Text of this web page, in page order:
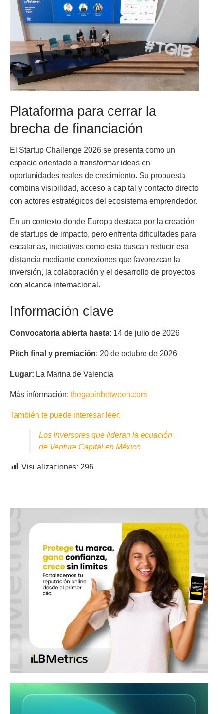
Plataforma para cerrar la
brecha de financiación
El Startup Challenge 2026 se presenta como un
espacio orientado a transformar ideas en
oportunidades reales de crecimiento. Su propuesta
combina visibilidad, acceso a capital y contacto directo
con actores estratégicos del ecosistema emprendedor.
En un contexto donde Europa destaca por la creación
de startups de impacto, pero enfrenta dificultades para
escalarlas, iniciativas como esta buscan reducir esa
distancia mediante conexiones que favorezcan la
inversión, la colaboración y el desarrollo de proyectos
con alcance internacional.
Información clave
Convocatoria abierta hasta: 14 de julio de 2026
Pitch final y premiación: 20 de octubre de 2026
Lugar: La Marina de Valencia
Más información: thegapinbetween.com
También te puede interesar leer:
Los Inversores que lideran la ecuación
de Venture Capital en México
Visualizaciones: 296